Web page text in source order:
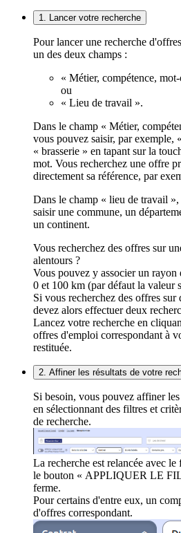
1. Lancer votre recherche
Pour lancer une recherche
un des deux champs :
« Métier, compétence,
ou
« Lieu de travail ».
Dans le champ « Métier,
vous pouvez saisir, par exemple,
« brasserie » en tapant sur la
mot. Vous recherchez une offre
directement sa référence, par
Dans le champ « lieu de travail
saisir une commune, un
un continent.
Vous recherchez des offres sur
alentours ?
Vous pouvez y associer un rayon
0 et 100 km (par défaut la valeur
Si vous recherchez des offres sur
devez alors effectuer deux
Lancez votre recherche en
offres d'emploi correspondant à
restituée.
2. Affiner les résultats de votre
Si besoin, vous pouvez affiner
en sélectionnant des filtres et
de recherche.
La recherche est relancée avec
le bouton « APPLIQUER LE
ferme.
Pour certains d'entre eux, un
d'offres correspondant.